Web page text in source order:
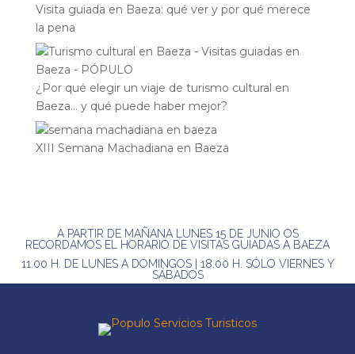
Visita guiada en Baeza: qué ver y por qué merece
la pena
¿Por qué elegir un viaje de turismo cultural en
Baeza… y qué puede haber mejor?
XIII Semana Machadiana en Baeza
A PARTIR DE MAÑANA LUNES 15 DE JUNIO OS
RECORDAMOS EL HORARIO DE VISITAS GUIADAS A BAEZA
11.00 H. DE LUNES A DOMINGOS | 18.00 H. SÓLO VIERNES Y
SÁBADOS